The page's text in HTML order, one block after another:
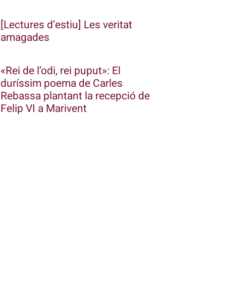
[Lectures d’estiu] Les veritat
amagades
«Rei de l’odi, rei puput»: El
duríssim poema de Carles
Rebassa plantant la recepció de
Felip VI a Marivent